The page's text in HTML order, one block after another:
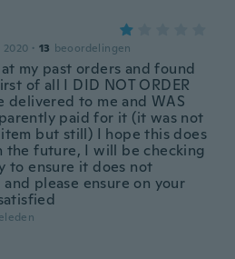
· 13 beoordelingen
my past orders and found
of all I DID NOT ORDER
delivered to me and WAS
paid for it (it was not
but still) I hope this does
the future, I will be checking
to ensure it does not
please ensure on your